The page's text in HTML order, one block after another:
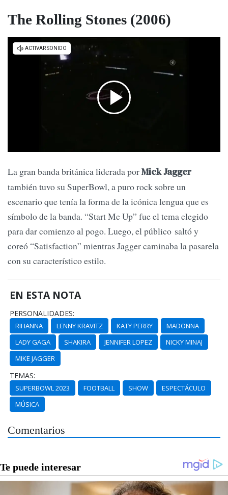
The Rolling Stones (2006)
La gran banda británica liderada porMick Jagger
también tuvo su SuperBowl, a puro rock sobre un
escenario que tenía la forma de la icónica lengua que es
símbolo de la banda. “Start Me Up” fue el tema elegido
para dar comienzo al pogo. Luego, el público saltó y
coreó “Satisfaction” mientras Jagger caminaba la pasarela
con su característico estilo.
EN ESTA NOTA
PERSONALIDADES:
RIHANNA LENNY KRAVITZ KATY PERRY
MADONNA
LADY GAGA
SHAKIRA JENNIFER LOPEZ
NICKY MINAJ
MIKE JAGGER
TEMAS:
SUPERBOWL 2023 FOOTBALL SHOW
ESPECTÁCULO
MÚSICA
Comentarios